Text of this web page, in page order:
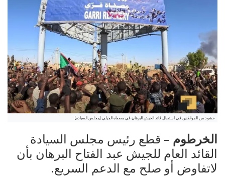
حشود من المواطنين في استقبال قائد الجيش البرهان في مصفاة الجيلي [مجلس السيادة]
الخرطوم – قطع رئيس مجلس السيادة
القائد العام للجيش عبد الفتاح البرهان بأن
لاتفاوض أو صلح مع الدعم السريع.